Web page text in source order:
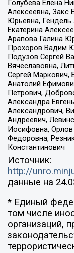
Голубева Елена
Алексеевна, Закс
Юрьевна,
Екатерина
Арапова Галина
Прохоров Вадим
Подузов Сергей
Вячеславовна,
Сергей Маркович,
Анатолий
Петрович,
Александра
Александрович,
Андреевич,
Иосифовна,
Федоровна,
Константинович
Источник:
http://
данные на
* Единый
том числе
организаций,